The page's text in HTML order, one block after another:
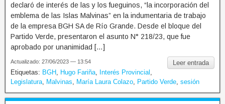
declaró de interés de las y los fueguinos, “la incorporación del
emblema de las Islas Malvinas” en la indumentaria de trabajo
de la empresa BGH SA de Río Grande. Desde el bloque del
Partido Verde, presentaron el asunto N° 218/23, que fue
aprobado por unanimidad […]
Leer entrada
Actualizado: 27/06/2023 — 13:54
Etiquetas: BGH Hugo Fariña Interés Provincial
Legislatura
Malvinas María Laura Colazo Partido Verde sesión